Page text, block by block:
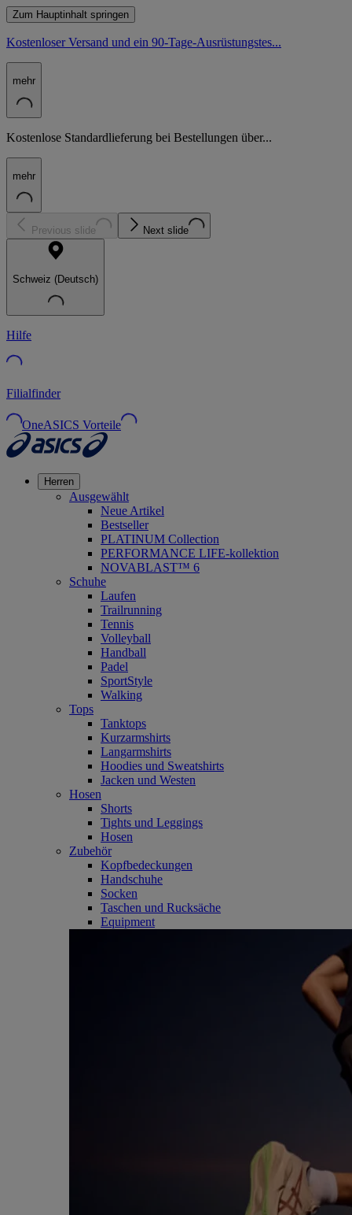
Zum Hauptinhalt springen
Kostenloser Versand und ein 90-Tage-Ausrüstungstes...
mehr
Kostenlose Standardlieferung bei Bestellungen über...
mehr
Previous slide Next slide
Schweiz (Deutsch)
Hilfe
Filialfinder
OneASICS Vorteile
Herren
Ausgewählt
Neue Artikel
Bestseller
PLATINUM Collection
PERFORMANCE LIFE-kollektion
NOVABLAST™ 6
Schuhe
Laufen
Trailrunning
Tennis
Volleyball
Handball
Padel
SportStyle
Walking
Tops
Tanktops
Kurzarmshirts
Langarmshirts
Hoodies und Sweatshirts
Jacken und Westen
Hosen
Shorts
Tights und Leggings
Hosen
Zubehör
Kopfbedeckungen
Handschuhe
Socken
Taschen und Rucksäche
Equipment